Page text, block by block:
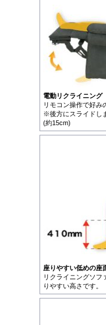
電動リクライニング
リモコン操作で好み
※後方にスライドし
(約15cm)
座りやすい低めの座
リクライニングソフ
りやすい高さです。